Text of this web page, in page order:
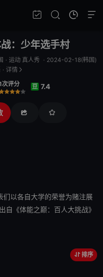
：少年选手村
· 运动 真人秀 · 2024-02-18(韩国)
· 详情
次评分
荐
豆 7.4
以各自大学的荣誉为赌注展
自《体能之巅：百人大挑战》
排序